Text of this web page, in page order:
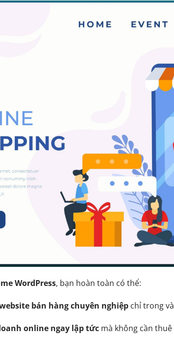
WordPress, bạn hoàn toàn có thể:
bán hàng chuyên nghiệpchỉ trong
online ngay lập tứcmà không cần